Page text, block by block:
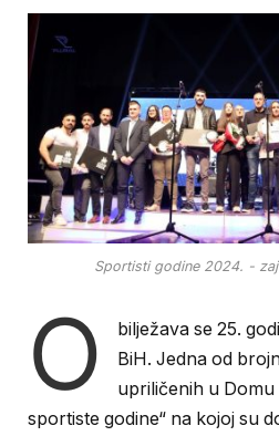
Sportisti godine 2024. -
O
bilježava se 25.
BiH. Jedna od
upriličenih u
sportiste godine“ na kojoj su